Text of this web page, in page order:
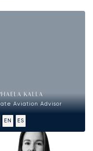
KALLA
Aviation Advisor
EN ES